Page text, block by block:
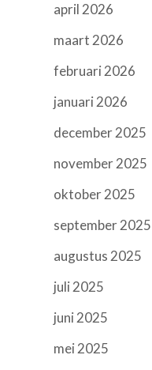
april 2026
maart 2026
februari 2026
januari 2026
december 2025
november 2025
oktober 2025
september 2025
augustus 2025
juli 2025
juni 2025
mei 2025